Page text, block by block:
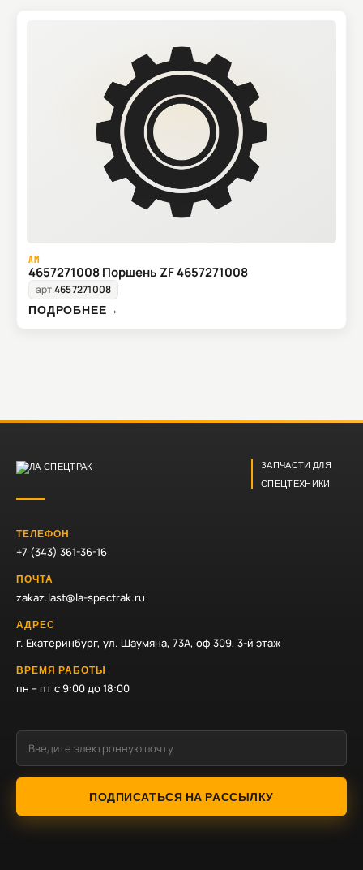
AM
4657271008 Поршень ZF 4657271008
арт.4657271008
ПОДРОБНЕЕ→
ЗАПЧАСТИ ДЛЯ
СПЕЦТЕХНИКИ
ТЕЛЕФОН
+7 (343) 361-36-16
ПОЧТА
zakaz.last@la-spectrak.ru
АДРЕС
г. Екатеринбург, ул. Шаумяна, 73А, оф 309, 3-й этаж
ВРЕМЯ РАБОТЫ
пн – пт с 9:00 до 18:00
ПОДПИСАТЬСЯ НА РАССЫЛКУ